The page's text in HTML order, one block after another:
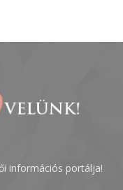
információs portálja!